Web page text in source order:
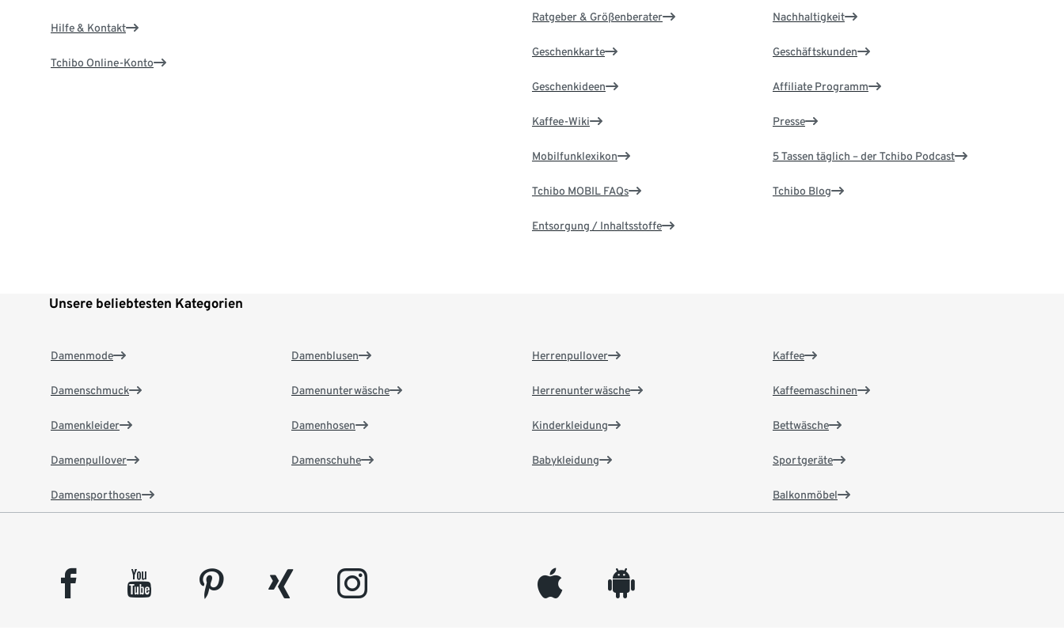
Hilfe & Kontakt
Tchibo Online-Konto
Ratgeber & Größenberater
Geschenkkarte
Geschenkideen
Kaffee-Wiki
Mobilfunklexikon
Tchibo MOBIL FAQs
Entsorgung / Inhaltsstoffe
Nachhaltigkeit
Geschäftskunden
Affiliate Programm
Presse
5 Tassen täglich – der Tchibo Podcast
Tchibo Blog
Unsere beliebtesten Kategorien
Damenmode
Damenschmuck
Damenkleider
Damenpullover
Damensporthosen
Damenblusen
Damenunterwäsche
Damenhosen
Damenschuhe
Herrenpullover
Herrenunterwäsche
Kinderkleidung
Babykleidung
Kaffee
Kaffeemaschinen
Bettwäsche
Sportgeräte
Balkonmöbel
facebook youtube pinterest xing instagram appleinc android